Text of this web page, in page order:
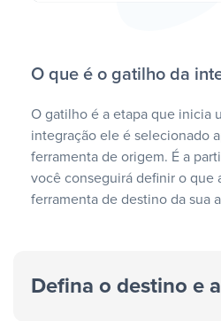
O que é o gatilho da
O gatilho é a etapa que inicia
integração ele é selecionado
ferramenta de origem. É a
você conseguirá definir o que
ferramenta de destino da sua
Defina o destino e